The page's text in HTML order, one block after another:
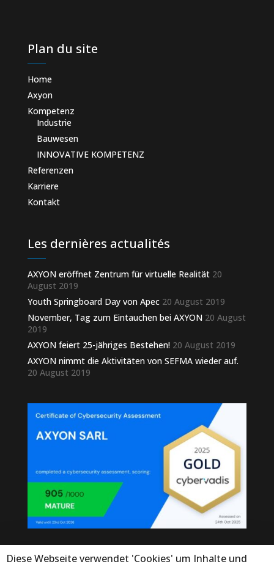
Plan du site
Home
Axyon
Kompetenz
Industrie
Bauwesen
INNOVATIVE KOMPETENZ
Referenzen
Karriere
Kontakt
Les dernières actualités
AXYON eröffnet Zentrum für virtuelle Realität 20
August 2019
Youth Springboard Day von Apec 20 August 2019
November, Tag zum Eintauchen bei AXYON 20 August
2019
AXYON feiert 25-jähriges Bestehen! 20 August 2019
AXYON nimmt die Aktivitäten von SEFMA wieder auf.
20 August 2019
Diese Webseite verwendet 'Cookies' um Inhalte und